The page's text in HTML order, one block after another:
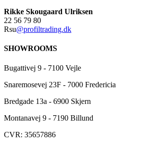
Rikke Skougaard Ulriksen
22 56 79 80
Rsu@profiltrading.dk
SHOWROOMS
Bugattivej 9 - 7100 Vejle
Snaremosevej 23F - 7000 Fredericia
Bredgade 13a - 6900 Skjern
Montanavej 9 - 7190 Billund
CVR: 35657886